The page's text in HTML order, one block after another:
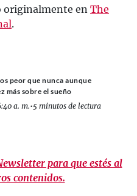
originalmente en The
.
peor que nunca aunque
más sobre el sueño
a. m.•5 minutos de lectura
para que estés al
contenidos.